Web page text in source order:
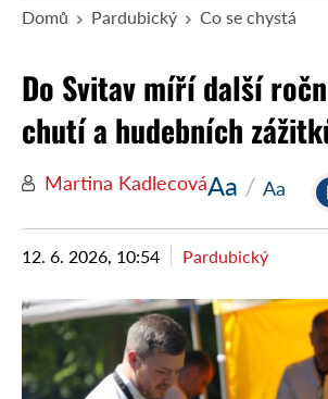
Domů Pardubický Co se chystá
Do Svitav míří další
chutí a hudebních
Martina KadlecováAa / Aa
12. 6. 2026, 10:54 Pardubický